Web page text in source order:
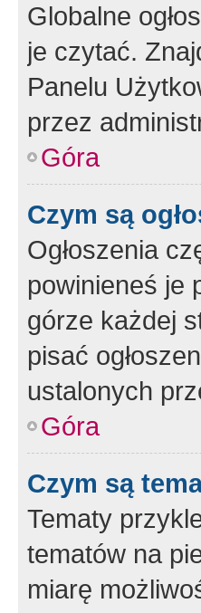
Globalne
je czytać.
Panelu
przez
Góra
Czym są
Ogłoszenia
powinieneś je
górze każdej
pisać
ustalonych
Góra
Czym są
Tematy
tematów na
miarę